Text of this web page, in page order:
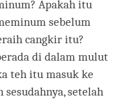
Apakah itu
sebelum
cangkir itu?
di dalam mulut
teh itu masuk ke
sesudahnya, setelah